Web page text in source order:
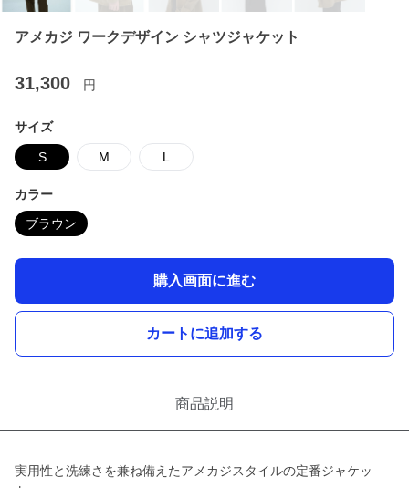
アメカジ ワークデザイン シャツジャケット
31,300 円
サイズ
S M L
カラー
ブラウン
購入画面に進む
カートに追加する
商品説明
実用性と洗練さを兼ね備えたアメカジスタイルの定番ジャケッ